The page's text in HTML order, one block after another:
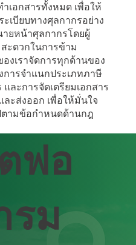
ฟอ
รม
เอกสารทั้งหมด เพื่อให้
เบียบทางศุลกากรอย่าง
ยหน้าศุลกากรโดยผู้
ะดวกในการข้าม
งเราจัดการทุกด้านของ
ารจําแนกประเภทภาษี
ละการจัดเตรียมเอกสาร
ละส่งออก เพื่อให้มั่นใจ
ตามข้อกําหนดด้านกฎ